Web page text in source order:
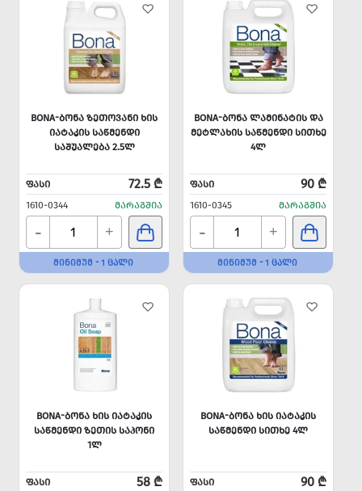
BONA-ᲑᲝᲜᲐ ᲖᲔᲗᲝᲕᲐᲜᲘ ᲮᲘᲡ
ᲘᲐᲢᲐᲙᲘᲡ ᲡᲐᲬᲛᲔᲜᲓᲘ
ᲡᲐᲨᲣᲐᲚᲔᲑᲐ 2.5Ლ
ᲤᲐᲡᲘ 72.5 ₾
1610-0344 ᲛᲐᲠᲐᲒᲨᲘᲐ
- +
ᲛᲘᲜᲘᲛᲣᲛ - 1 ᲪᲐᲚᲘ
BONA-ᲑᲝᲜᲐ ᲚᲐᲛᲘᲜᲐᲢᲘᲡ ᲓᲐ
ᲛᲔᲢᲚᲐᲮᲘᲡ ᲡᲐᲬᲛᲔᲜᲓᲘ ᲡᲘᲗᲮᲔ
4Ლ
ᲤᲐᲡᲘ 90 ₾
1610-0345 ᲛᲐᲠᲐᲒᲨᲘᲐ
- +
ᲛᲘᲜᲘᲛᲣᲛ - 1 ᲪᲐᲚᲘ
BONA-ᲑᲝᲜᲐ ᲮᲘᲡ ᲘᲐᲢᲐᲙᲘᲡ
ᲡᲐᲬᲛᲔᲜᲓᲘ ᲖᲔᲗᲘᲡ ᲡᲐᲞᲝᲜᲘ
1Ლ
ᲤᲐᲡᲘ 58 ₾
BONA-ᲑᲝᲜᲐ ᲮᲘᲡ ᲘᲐᲢᲐᲙᲘᲡ
ᲡᲐᲬᲛᲔᲜᲓᲘ ᲡᲘᲗᲮᲔ 4Ლ
ᲤᲐᲡᲘ 90 ₾